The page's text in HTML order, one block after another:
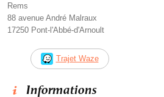
Rems
88 avenue André Malraux
17250 Pont-l'Abbé-d'Arnoult
Trajet Waze
Informations